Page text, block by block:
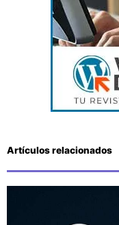
Artículos relacionados